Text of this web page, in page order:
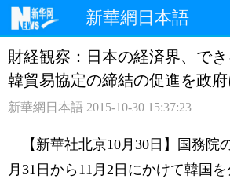
新華網日本語
ホームページ 政治
観光 評論
中日対訳
財経観察：日本の経済界、で
韓貿易協定の締結の促進を政
新華網日本語 2015-10-30 15:37:23
【新華社北京10月30日】国務院
月31日から11月2日にかけて韓国